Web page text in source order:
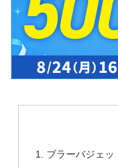
ブラーバジェッ